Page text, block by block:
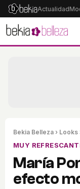
Actualidad
Bekia Belleza › Looks
MUY
María
efecto